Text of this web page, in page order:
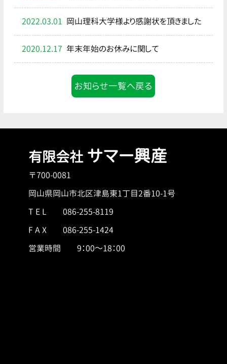
2022.03.01 岡山理科大学様より感謝状を頂きました
2020.12.17 年末年始のお休みに関して
お知らせ一覧へ戻る
有限会社サマー興産
〒700-0081
岡山県岡山市北区津島東1丁目2番10-1号
T E L 086-255-8119
F A X 086-255-1424
営業時間 9：00～18：00